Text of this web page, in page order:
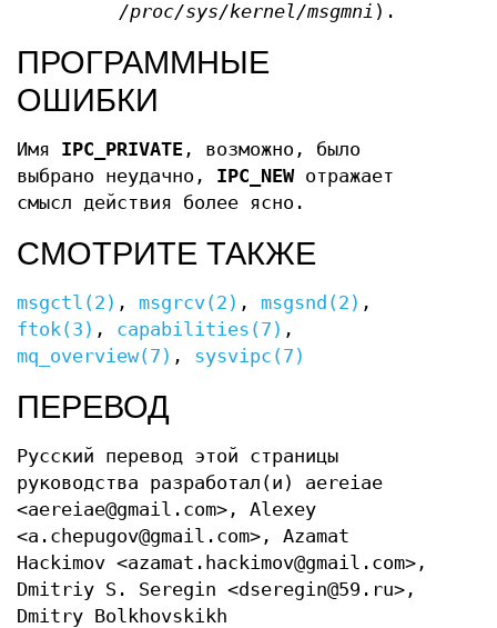
/proc/sys/kernel/msgmni ).
ПРОГРАММНЫЕ
ОШИБКИ
Имя IPC_PRIVATE , возможно, было
выбрано неудачно, IPC_NEWотражает
смысл действия более ясно.
СМОТРИТЕ ТАКЖЕ
msgctl(2) , msgrcv(2) , msgsnd(2) ,
ftok(3) , capabilities(7) ,
mq_overview(7) , sysvipc(7)
ПЕРЕВОД
Русский перевод этой страницы
руководства разработал(и) aereiae
<aereiae@gmail.com>, Alexey
<a.chepugov@gmail.com>, Azamat
Hackimov <azamat.hackimov@gmail.com>,
Dmitriy S. Seregin <dseregin@59.ru>,
Dmitry Bolkhovskikh